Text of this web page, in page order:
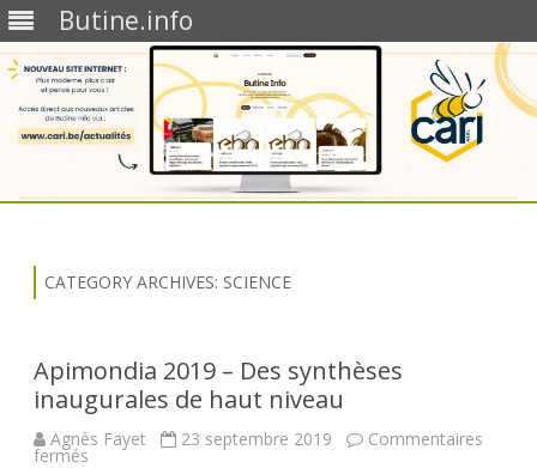
Butine.info
CATEGORY ARCHIVES: SCIENCE
Apimondia 2019 – Des synthèses
inaugurales de haut niveau
Agnès Fayet 23 septembre 2019 Commentaires
fermés